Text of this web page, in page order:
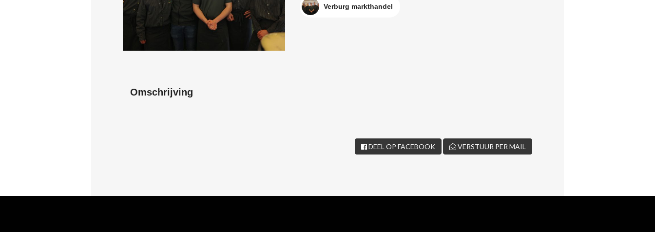
Verburg markthandel
Omschrijving
DEEL OP FACEBOOK VERSTUUR PER MAIL